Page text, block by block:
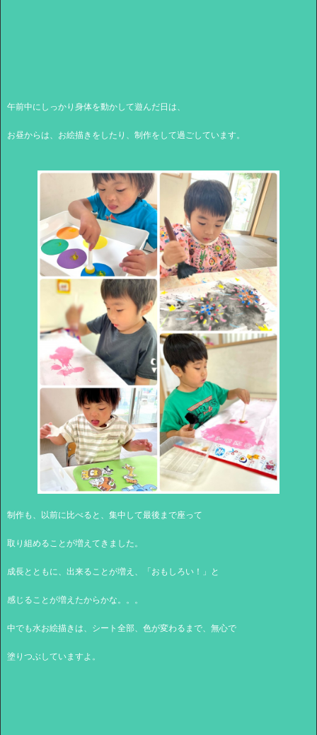
午前中にしっかり身体を動かして遊んだ日は、
お昼からは、お絵描きをしたり、制作をして過ごしています。
制作も、以前に比べると、集中して最後まで座って
取り組めることが増えてきました。
成長とともに、出来ることが増え、「おもしろい！」と
感じることが増えたからかな。。。
中でも水お絵描きは、シート全部、色が変わるまで、無心で
塗りつぶしていますよ。